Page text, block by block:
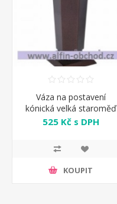
Váza na postavení
kónická velká staroměď
525 Kč s DPH
KOUPIT